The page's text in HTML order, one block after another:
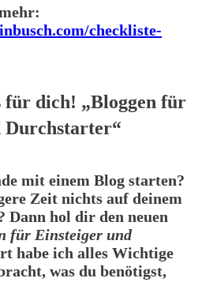
checkliste-
für dich! „Bloggen für
Durchstarter“
mit einem Blog starten?
Zeit nichts auf deinem
Dann hol dir den neuen
für Einsteiger und
habe ich alles Wichtige
was du benötigst,